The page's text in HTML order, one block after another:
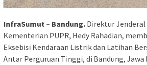
InfraSumut – Bandung. Direktur Jenderal
Kementerian PUPR, Hedy Rahadian,
Eksebisi Kendaraan Listrik dan Latihan
Antar Perguruan Tinggi, di Bandung, Jawa